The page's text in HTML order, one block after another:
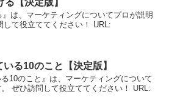
【決定版】
』は、マーケティングについてプロが説明
して役立ててください！ URL:
る10のこと【決定版】
る10のこと』は、マーケティングについて
ぜひ訪問して役立ててください！ URL: